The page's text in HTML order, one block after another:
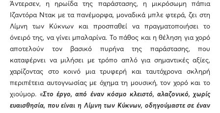
Άντερσεν, η ηρωίδα της παράστασης, η μικρόσωμη πάπια
Ιζαντόρα Ντακ με τα πανέμορφα, μοναδικά μπλε φτερά, ζει στη
Λίμνη των Κύκνων και προσπαθεί να πραγματοποιήσει το
όνειρό της, να γίνει μπαλαρίνα. Το πάθος και η θέληση για χορό
αποτελούν τον βασικό πυρήνα της παράστασης, που
καταφέρνει να μιλήσει με τρόπο απλό για σημαντικές αξίες,
χαρίζοντας στο κοινό μια τρυφερή και ταυτόχρονα σκληρή
περιπέτεια αυτογνωσίας με όχημα τη μουσική, τον χορό και το
χιούμορ. «Στο έργο, από έναν κόσμο κλειστό, αλαζονικό, χωρίς
ευαισθησία, που είναι η Λίμνη των Κύκνων, οδηγούμαστε σε έναν